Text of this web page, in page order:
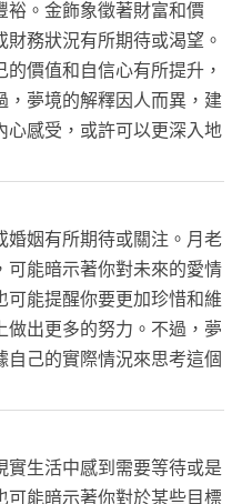
裕。金飾象徵著財富和價
務狀況有所期待或渴望。
價值和自信心有所提升，
，夢境的解釋因人而異，建
心感受，或許可以更深入地
婚姻有所期待或關注。月老
可能暗示著你對未來的愛情
可能提醒你要更加珍惜和維
做出更多的努力。不過，夢
己的實際情況來思考這個
實生活中感到需要等待或是
可能暗示著你對於某些目標